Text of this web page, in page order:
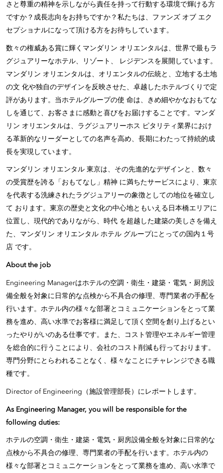
さと尊重の精神を示しながら責任を持って行動する環境で輝ける方
ですか？成長志向をお持ちですか？私たちは、ファンズ オブ エク
セプショナルになって頂ける方をお待ちしています。
数々の権威ある賞に輝くマンダリン オリエンタルは、世界で最もラ
グジュアリーなホテル、リゾート、 レジデンスを展開しています。
マンダリン オリエンタルは、オリエンタルの伝統と、立地する土地
の文 化や独自のデザインを反映させた、卓越したホテルづくりで定
評があります。当ホテルグループの使 命は、きめ細やかなおもてな
しを通じて、お客さまに感動と喜びをお届けすることです。マンダ
リン オリエンタルは、ラグジュアリーホス ピタリティ業界におけ
る革新的なリーダーとしての名声を高め、長期にわたって持続的成
長を実現しています。
マンダリン オリエンタル 東京は、その先進的なデザインと、数々
の受賞歴を誇る「おもてなし」精神 に満ちたサービスにより、東京
を代表する洗練されたラグジュアリーの象徴としての地位を確立し
て おります。東京の歴史と文化の中心地ともいえる日本橋エリアに
位置し、現代的でありながら、時代 を超越した建築の美しさを備え
た、マンダリン オリエンタル ホテル グループにとっての国内１号
店 です。
About the job
Engineering Managerはホテルの空調・衛生・建築・電気・厨房設
備全般を対象に日常的な点検から不具合の修理、専門業者の手配を
行います。ホテル内の様々な部署とコミュニケーションをとって業
務を進め、高い水準でお客様に満足して頂く空間を創り上げるとい
ったやりがいのある仕事です。また、コスト管理やエネルギー管理
を総合的に行うことにより、会社のコスト削減も行っております。
専門分野にとらわれることなく、様々なことにチャレンジできる職
種です。
Director of Engineering（施設管理部長）にレポートします。
As Engineering Manager, you will be responsible for the
following duties:
ホテルの空調・衛生・建築・電気・厨房設備全般を対象に日常的な
点検から不具合の修理、専門業者の手配を行います。ホテル内の
様々な部署とコミュニケーションをとって業務を進め、高い水準で